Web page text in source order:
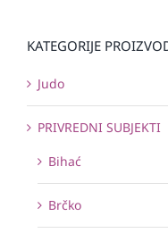
KATEGORIJE
Judo
PRIVREDNI SUBJEKTI
Bihać
Brčko